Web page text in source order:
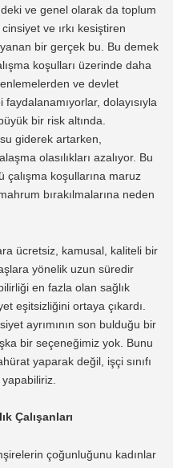
ve genel olarak da toplum
ve ırkı kesiştiren
bir gerçek bu. Bu demek
koşulları üzerinde daha
ve devlet
dolayısıyla
bir risk altında.
giderek artarken,
olasılıkları azalıyor. Bu
çalışma koşullarına maruz
bırakılmalarına neden
ücretsiz, kamusal, kaliteli bir
yönelik uzun süredir
en fazla olan sağlık
eşitsizliğini ortaya çıkardı.
ayrımının son bulduğu bir
bir seçeneğimiz yok. Bunu
yaparak değil, işçi sınıfı
Çalışanları
çoğunluğunu kadınlar